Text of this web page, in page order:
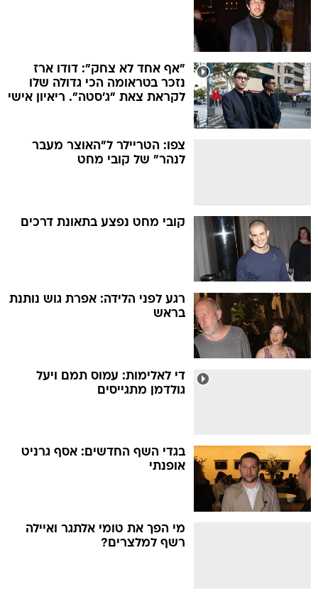
"אף אחד לא צחק": דודו ארז
נזכר בטראומה הכי גדולה שלו
לקראת צאת "ג'סטה". ריאיון אישי
צפו: הטריילר ל"האוצר מעבר
לנהר" של קובי מחט
קובי מחט נפצע בתאונת דרכים
רגע לפני הלידה: אפרת גוש נותנת
בראש
די לאלימות: עמוס תמם ויעל
גולדמן מתגייסים
בגדי השף החדשים: אסף גרניט
אופנתי
מי הפך את טומי אלתגר ואיילה
רשף למלצרים?